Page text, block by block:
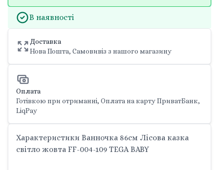
В наявності
Доставка
Нова Пошта, Самовивіз з нашого магазину
Оплата
Готівкою при отриманні, Оплата на карту ПриватБанк,
LiqPay
Характеристики Ванночка 86см Лісова казка
світло жовта FF-004-109 TEGA BABY